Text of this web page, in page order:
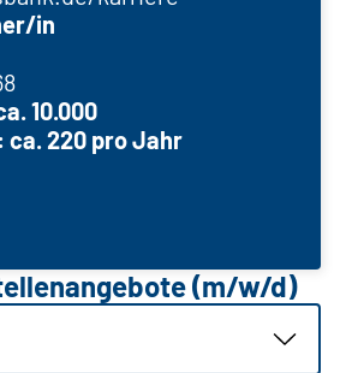
in
10.000
ca. 220 pro Jahr
(m/w/d)